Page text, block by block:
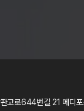
교로644번길 21 메디포